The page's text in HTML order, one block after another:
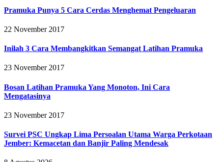
Pramuka Punya 5 Cara Cerdas Menghemat Pengeluaran
22 November 2017
Inilah 3 Cara Membangkitkan Semangat Latihan Pramuka
23 November 2017
Bosan Latihan Pramuka Yang Monoton, Ini Cara
Mengatasinya
23 November 2017
Survei PSC Ungkap Lima Persoalan Utama Warga Perkotaan
Jember: Kemacetan dan Banjir Paling Mendesak